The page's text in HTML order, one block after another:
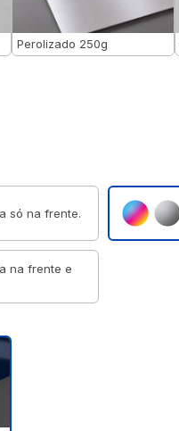
Perolizado 250g
só na frente.
na frente e